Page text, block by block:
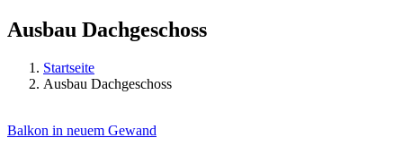
Ausbau Dachgeschoss
Startseite
Ausbau Dachgeschoss
Balkon in neuem Gewand